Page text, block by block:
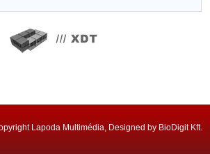
Lapoda Multimédia, Designed by BioDigit Kft.